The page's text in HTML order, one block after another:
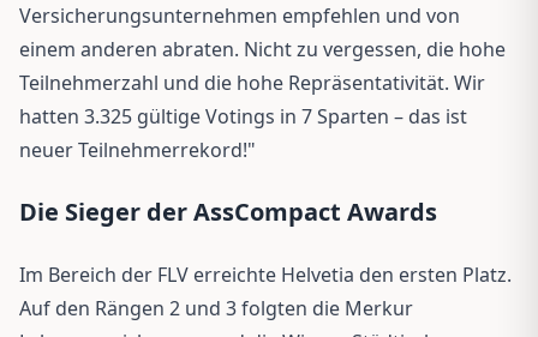
Versicherungsunternehmen empfehlen und von
einem anderen abraten. Nicht zu vergessen, die hohe
Teilnehmerzahl und die hohe Repräsentativität. Wir
hatten 3.325 gültige Votings in 7 Sparten – das ist
neuer Teilnehmerrekord!"
Die Sieger der AssCompact Awards
Im Bereich der FLV erreichte Helvetia den ersten Platz.
Auf den Rängen 2 und 3 folgten die Merkur